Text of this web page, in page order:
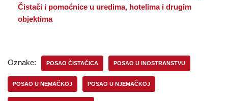
Čistači i pomoćnice u uredima, hotelima i drugim
objektima
Oznake: POSAO ČISTAČICA POSAO U INOSTRANSTVU
POSAO U NEMAČKOJ POSAO U NJEMAČKOJ